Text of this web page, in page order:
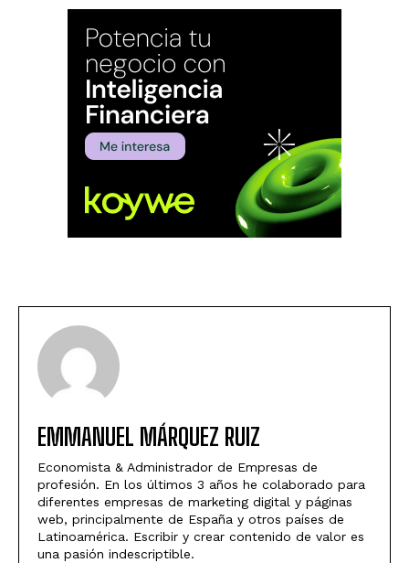
EMMANUEL MÁRQUEZ RUIZ
Economista & Administrador de Empresas de
profesión. En los últimos 3 años he colaborado para
diferentes empresas de marketing digital y páginas
web, principalmente de España y otros países de
Latinoamérica. Escribir y crear contenido de valor es
una pasión indescriptible.